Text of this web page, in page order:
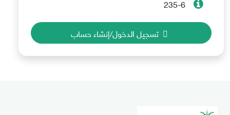
235-6
تسجيل الدخول/إنشاء حساب